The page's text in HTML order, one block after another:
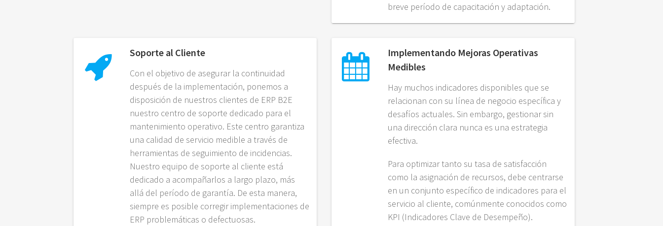
breve período de capacitación y adaptación.
Soporte al Cliente
Con el objetivo de asegurar la continuidad
después de la implementación, ponemos a
disposición de nuestros clientes de ERP B2E
nuestro centro de soporte dedicado para el
mantenimiento operativo. Este centro garantiza
una calidad de servicio medible a través de
herramientas de seguimiento de incidencias.
Nuestro equipo de soporte al cliente está
dedicado a acompañarlos a largo plazo, más
allá del período de garantía. De esta manera,
siempre es posible corregir implementaciones de
ERP problemáticas o defectuosas.
Implementando Mejoras Operativas
Medibles
Hay muchos indicadores disponibles que se
relacionan con su línea de negocio específica y
desafíos actuales. Sin embargo, gestionar sin
una dirección clara nunca es una estrategia
efectiva.
Para optimizar tanto su tasa de satisfacción
como la asignación de recursos, debe centrarse
en un conjunto específico de indicadores para el
servicio al cliente, comúnmente conocidos como
KPI (Indicadores Clave de Desempeño).